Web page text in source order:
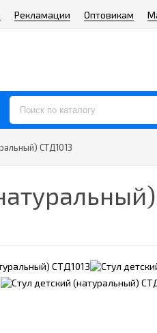
Рекламации Оптовикам
СТД1013